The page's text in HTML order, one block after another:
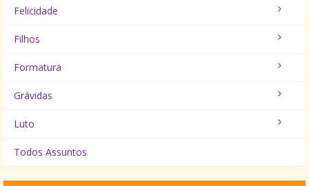
Felicidade
Filhos
Formatura
Grávidas
Luto
Todos Assuntos